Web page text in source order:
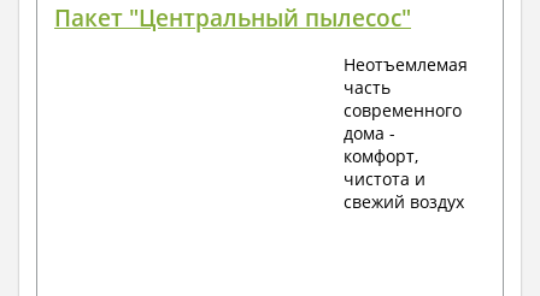
Пакет "Центральный пылесос"
Неотъемлемая
часть
современного
дома -
комфорт,
чистота и
свежий воздух